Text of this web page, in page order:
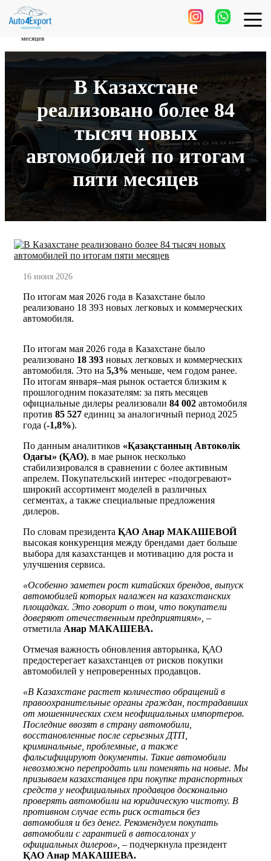
В Казахстане реализовано более 84 тысяч новых автомобилей по итогам пяти
месяцев
В Казахстане
реализовано более 84
тысяч новых
автомобилей по итогам
пяти месяцев
16 июня 2026
По итогам мая 2026 года в Казахстане было
реализовано 18 393 новых легковых и коммерческих
автомобиля.
По итогам мая 2026 года в Казахстане было
реализовано 18 393 новых легковых и коммерческих
автомобиля. Это на 5,3% меньше, чем годом ранее.
По итогам января–мая рынок остается близким к
прошлогодним показателям: за пять месяцев
официальные дилеры реализовали 84 002 автомобиля
против 85 527 единиц за аналогичный период 2025
года (-1,8%).
По данным аналитиков «Қазақстанның Автокөлік
Одағы» (ҚАО), в мае рынок несколько
стабилизировался в сравнении с более активным
апрелем. Покупательский интерес «подогревают»
широкий ассортимент моделей в различных
сегментах, а также специальные предложения
дилеров.
По словам президента ҚАО Анар МАКАШЕВОЙ
высокая конкуренция между брендами дает больше
выбора для казахстанцев и мотивацию для роста и
улучшения сервиса.
«Особенно заметен рост китайских брендов, выпуск
автомобилей которых налажен на казахстанских
площадках. Это говорит о том, что покупатели
доверяют отечественным предприятиям», –
отметила Анар МАКАШЕВА.
Отмечая важность обновления авторынка, ҚАО
предостерегает казахстанцев от рисков покупки
автомобилей у непроверенных продавцов.
«В Казахстане растет количество обращений в
правоохранительные органы граждан, пострадавших
от мошеннических схем неофициальных импортеров.
Последние ввозят в страну автомобили,
восстановленные после серьезных ДТП,
криминальные, проблемные, а также
фальсифицируют документы. Такие автомобили
невозможно перепродать или поменять на новые. Мы
призываем казахстанцев при покупке транспортных
средств у неофициальных продавцов досконально
проверять автомобили на юридическую чистоту. В
противном случае есть риск остаться без
автомобиля и без денег. Рекомендуем покупать
автомобили с гарантией в автосалонах у
официальных дилеров», – подчеркнула президент
ҚАО Анар МАКАШЕВА.